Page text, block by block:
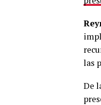
las
De